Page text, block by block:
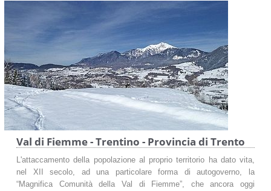
Val di Fiemme - Trentino - Provincia di Trento
L'attaccamento della popolazione al proprio territorio ha dato vita,
nel XII secolo, ad una particolare forma di autogoverno, la
“Magnifica Comunità della Val di Fiemme”, che ancora oggi